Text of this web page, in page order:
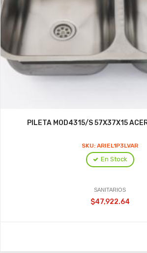
PILETA MOD4315/S 57X37X15
SKU: ARIEL1P3LVAR
En Stock
SANITARIOS
$47,922.64